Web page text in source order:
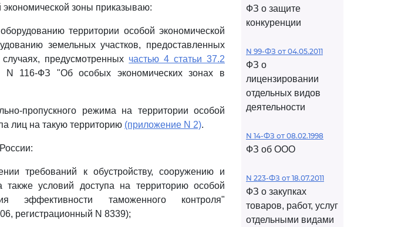
зоны приказываю:
территории особой экономической
земельных участков, предоставленных
предусмотренных частью 4 статьи 37.2
116-ФЗ "Об особых экономических зонах в
пропускного режима на территории особой
лиц на такую территорию (приложение N 2).
требований к обустройству, сооружению и
также условий доступа на территорию особой
эффективности таможенного контроля"
регистрационный N 8339);
ФЗ о защите
конкуренции
N 99-ФЗ от 04.05.2011
ФЗ о
лицензировании
отдельных видов
деятельности
N 14-ФЗ от 08.02.1998
ФЗ об ООО
N 223-ФЗ от 18.07.2011
ФЗ о закупках
товаров, работ, услуг
отдельными видами